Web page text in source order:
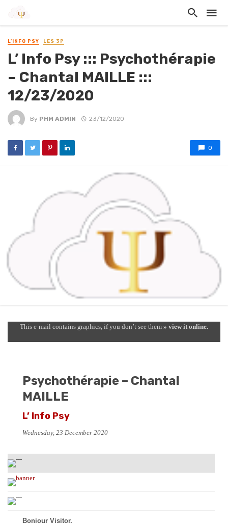
L'INFO PSY LES 3P
L’ Info Psy ::: Psychothérapie
– Chantal MAILLE :::
12/23/2020
By PHM ADMIN 23/12/2020
0
This e-mail contains graphics, if you don’t see them » view it online.
Psychothérapie – Chantal
MAILLE
L’ Info Psy
Wednesday, 23 December 2020
Bonjour Visitor,